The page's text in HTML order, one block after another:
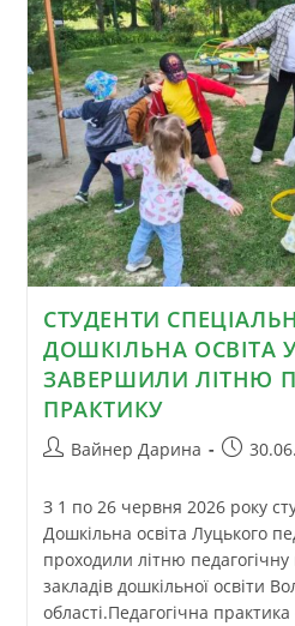
СТУДЕНТИ
ДОШКІЛЬНА ОСВІТА
ЗАВЕРШИЛИ ЛІТНЮ
ПРАКТИКУ
Вайнер Дарина
З 1 по 26 червня 2026 року
Дошкільна освіта Луцького
проходили літню педагогічну
закладів дошкільної освіти
області.Педагогічна